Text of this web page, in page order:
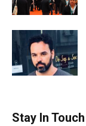
Stay In Touch